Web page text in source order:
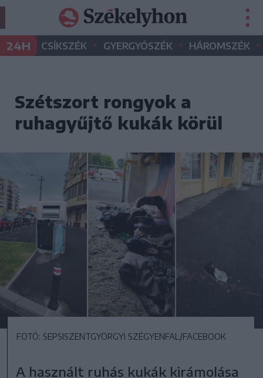
24H CSÍKSZÉK • GYERGYÓSZÉK • HÁROMSZÉK •
Szétszort rongyok a
ruhagyűjtő kukák körül
FOTÓ: SEPSISZENTGYÖRGYI SZÉGYENFAL/FACEBOOK
A használt ruhás kukák kirámolása